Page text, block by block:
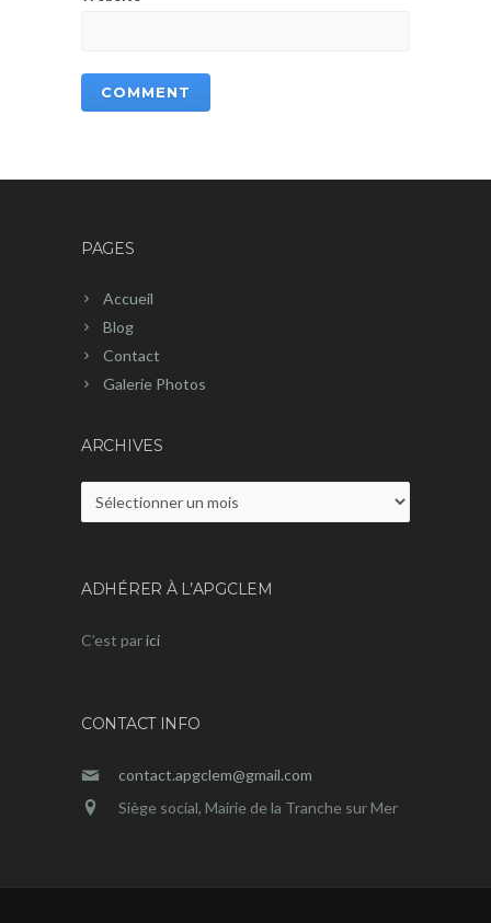
PAGES
Accueil
Blog
Contact
Galerie Photos
ARCHIVES
Archives
ADHÉRER À L’APGCLEM
C’est parici
CONTACT INFO
contact.apgclem@gmail.com
Siège social, Mairie de la Tranche sur Mer